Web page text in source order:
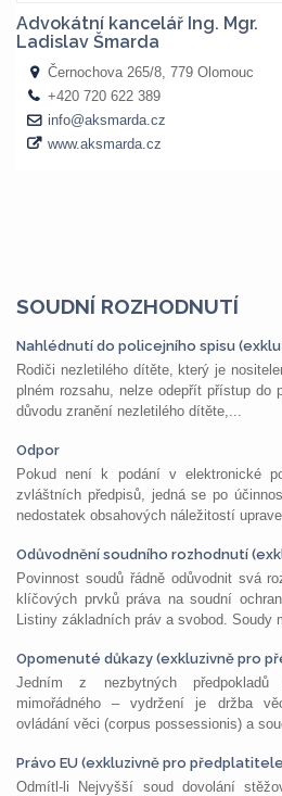
SOUDNÍ ROZHODNUTÍ
Nahlédnutí do policejního spisu
Rodiči nezletilého dítěte, který je
plném rozsahu, nelze odepřít přístup do
důvodu zranění nezletilého dítěte,...
Odpor
Pokud není k podání v elektronické
zvláštních předpisů, jedná se po
nedostatek obsahových náležitostí
Odůvodnění soudního rozhodnutí
Povinnost soudů řádně odůvodnit svá
klíčových prvků práva na soudní
Listiny základních práv a svobod. Soudy
Opomenuté důkazy (exkluzivně pro
Jedním z nezbytných
mimořádného – vydržení je držba
ovládání věci (corpus possessionis) a
Právo EU (exkluzivně pro
Odmítl-li Nejvyšší soud dovolání